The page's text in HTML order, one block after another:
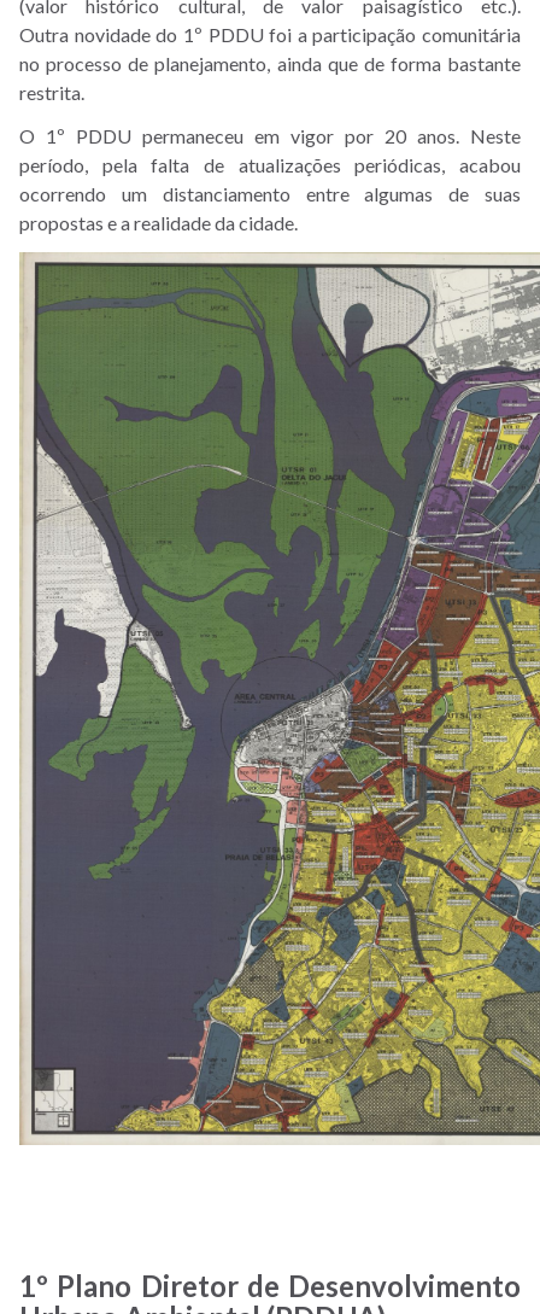
(valor histórico cultural, de valor paisagístico etc.).
Outra novidade do 1º PDDU foi a participação comunitária
no processo de planejamento, ainda que de forma bastante
restrita.
O 1º PDDU permaneceu em vigor por 20 anos. Neste
período, pela falta de atualizações periódicas, acabou
ocorrendo um distanciamento entre algumas de suas
propostas e a realidade da cidade.
1º Plano Diretor de Desenvolvimento